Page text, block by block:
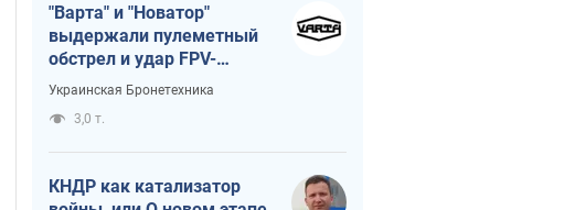
"Варта" и "Новатор"
выдержали пулеметный
обстрел и удар FPV-
дрона, сохранив жизнь
Украинская Бронетехника
3,0 т.
КНДР как катализатор